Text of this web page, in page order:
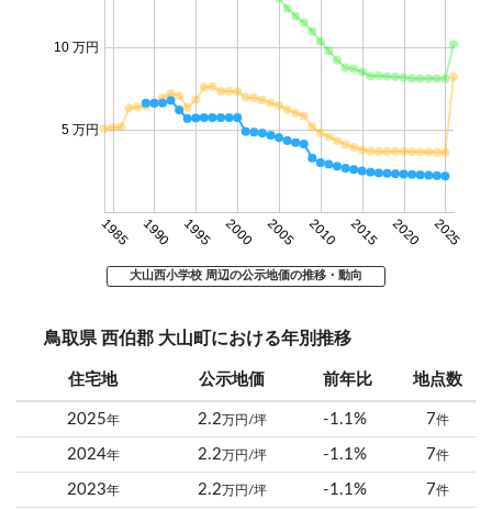
1985 1990 1995 2000 2005 2010 2015 2020 2025
5 万円
10 万円
大山西小学校 周辺の公示地価の推移・動向
鳥取県 西伯郡 大山町における年別推移
住宅地 公示地価 前年比 地点数
2025年 2.2 万円/坪 -1.1% 7件
2024年 2.2 万円/坪 -1.1% 7件
2023年 2.2 万円/坪 -1.1% 7件